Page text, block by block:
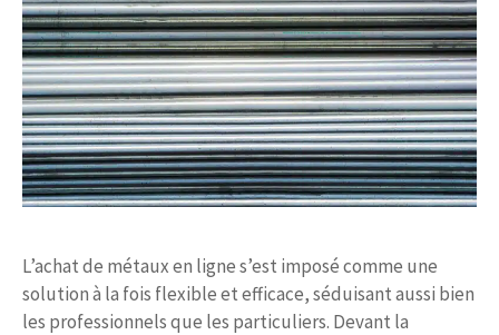
L’achat de métaux en ligne s’est imposé comme une
solution à la fois flexible et efficace, séduisant aussi bien
les professionnels que les particuliers. Devant la